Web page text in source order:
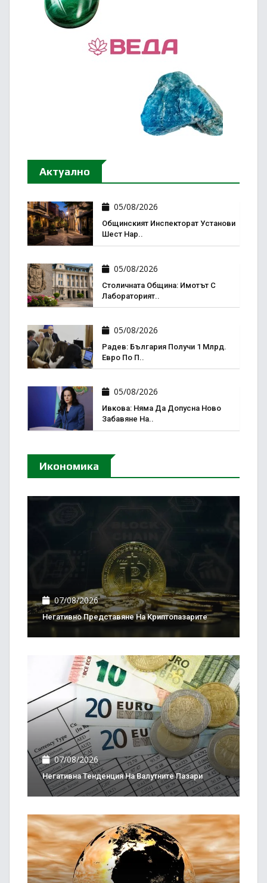
Актуално
05/08/2026
Общинският Инспекторат Установи
Шест Нар..
05/08/2026
Столичната Община: Имотът С
Лабораторият..
05/08/2026
Радев: България Получи 1 Млрд.
Евро По П..
05/08/2026
Ивкова: Няма Да Допусна Ново
Забавяне На..
Икономика
07/08/2026
Негативно Представяне На Криптопазарите
07/08/2026
Негативна Тенденция На Валутните Пазари